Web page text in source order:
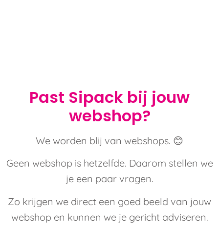
Past Sipack bij jouw
webshop?
We worden blij van webshops. 😊
Geen webshop is hetzelfde. Daarom stellen we
je een paar vragen.
Zo krijgen we direct een goed beeld van jouw
webshop en kunnen we je gericht adviseren.